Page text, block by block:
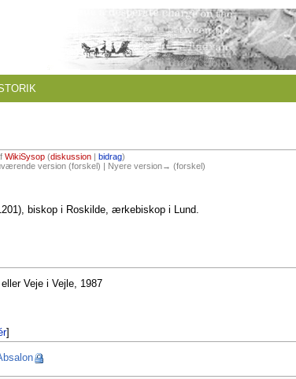
WikiSysop (diskussion| bidrag)
version (forskel) | Nyere version→ (forskel)
biskop i Roskilde, ærkebiskop i Lund.
Veje i Vejle, 1987
]